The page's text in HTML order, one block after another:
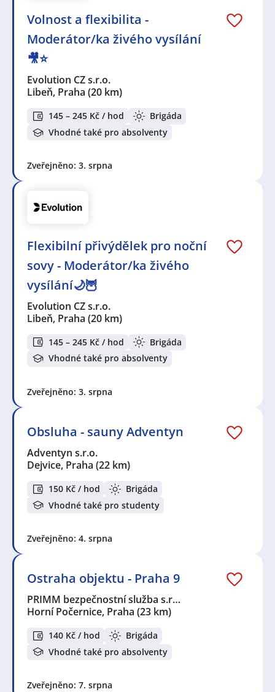
Volnost a flexibilita -
Moderátor/ka živého vysílání
🎥⭐️
Evolution CZ s.r.o.
Libeň, Praha (20 km)
145 – 245 Kč / hod
Brigáda
Vhodné také pro absolventy
Zveřejněno: 3. srpna
Flexibilní přivýdělek pro noční
sovy - Moderátor/ka živého
vysílání🌙🦉
Evolution CZ s.r.o.
Libeň, Praha (20 km)
145 – 245 Kč / hod
Brigáda
Vhodné také pro absolventy
Zveřejněno: 3. srpna
Obsluha - sauny Adventyn
Adventyn s.r.o.
Dejvice, Praha (22 km)
150 Kč / hod
Brigáda
Vhodné také pro studenty
Zveřejněno: 4. srpna
Ostraha objektu - Praha 9
PRIMM bezpečnostní služba s.r…
Horní Počernice, Praha (23 km)
140 Kč / hod
Brigáda
Vhodné také pro absolventy
Zveřejněno: 7. srpna